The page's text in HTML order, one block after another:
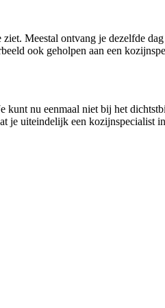
Meestal ontvang je dezelfde
ook geholpen aan een
nu eenmaal niet bij het
je uiteindelijk een